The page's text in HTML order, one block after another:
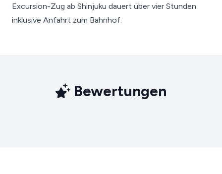
Excursion-Zug ab Shinjuku dauert über vier Stunden
inklusive Anfahrt zum Bahnhof.
Bewertungen